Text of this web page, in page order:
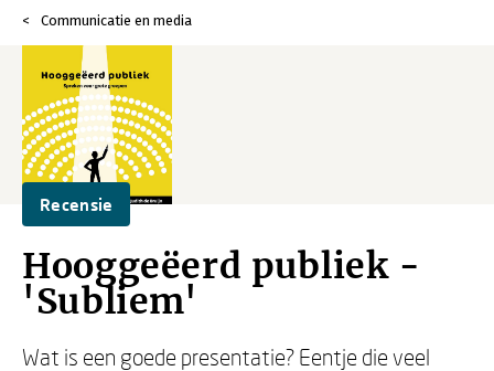
Communicatie en media
Recensie
Hooggeëerd publiek -
'Subliem'
Wat is een goede presentatie? Eentje die veel